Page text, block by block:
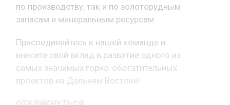
по производству, так и по золоторудным
запасам и минеральным ресурсам
Присоединяйтесь к нашей команде и
внесите свой вклад в развитие одного из
самых значимых горно-обогатительных
проектов на Дальнем Востоке!